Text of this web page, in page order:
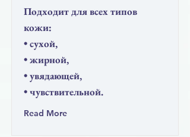
Подходит для всех типов
кожи:
• сухой,
• жирной,
• увядающей,
• чувствительной.
Read More